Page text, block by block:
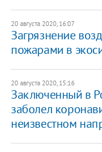
20 августа 2020, 16:07
Загрязнение
пожарами в
20 августа 2020, 15:16
Заключенный в
заболел
неизвестном